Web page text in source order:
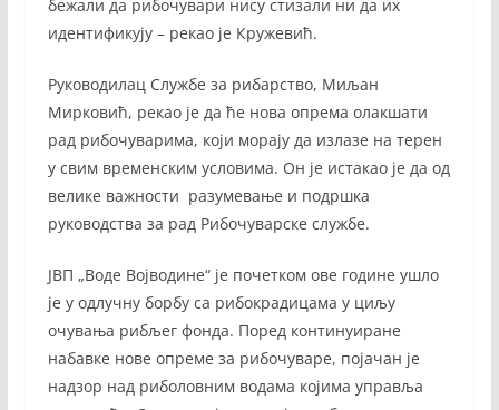
бежали да рибочувари нису стизали ни да их
идентификују – рекао је Кружевић.
Руководилац Службе за рибарство, Миљан
Мирковић, рекао је да ће нова опрема олакшати
рад рибочуварима, који морају да излазе на терен
у свим временским условима. Он је истакао је да од
велике важности разумевање и подршка
руководства за рад Рибочуварске службе.
ЈВП „Воде Војводине“ је почетком ове године ушло
је у одлучну борбу са рибокрадицама у циљу
очувања рибљег фонда. Поред континуиране
набавке нове опреме за рибочуваре, појачан је
надзор над риболовним водама којима управља